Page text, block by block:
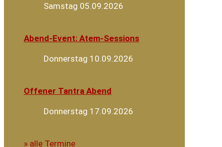
Samstag 05.09.2026
Abend-Event: Atem-Sessions
Donnerstag 10.09.2026
Offener Tantra Abend
Donnerstag 17.09.2026
» alle Termine